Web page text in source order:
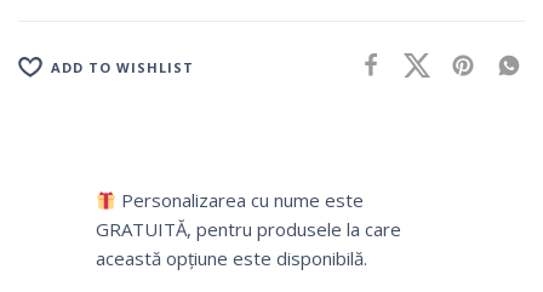
ADD TO WISHLIST
Personalizarea cu nume este
GRATUITĂ, pentru produsele la care
această opțiune este disponibilă.